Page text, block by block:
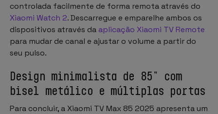
controlada facilmente de forma remota através do
Xiaomi Watch 2. Descarregue e emparelhe ambos os
dispositivos através da aplicação Xiaomi TV Remote
para mudar de canal e ajustar o volume a partir do
seu pulso.
Design minimalista de 85” com
bisel metálico e múltiplas portas
Para concluir, a Xiaomi TV Max 85 2025 apresenta um